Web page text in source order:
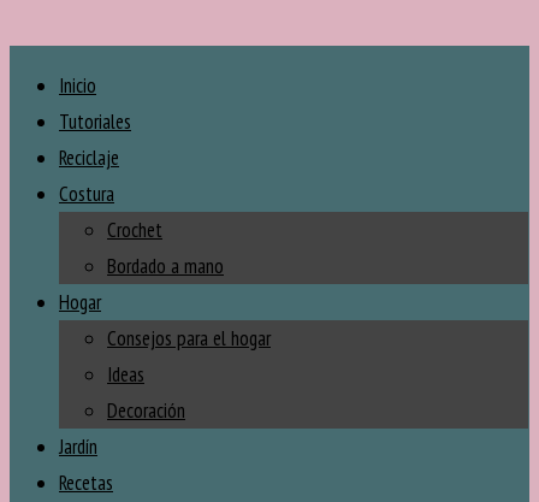
Inicio
Tutoriales
Reciclaje
Costura
Crochet
Bordado a mano
Hogar
Consejos para el hogar
Ideas
Decoración
Jardín
Recetas